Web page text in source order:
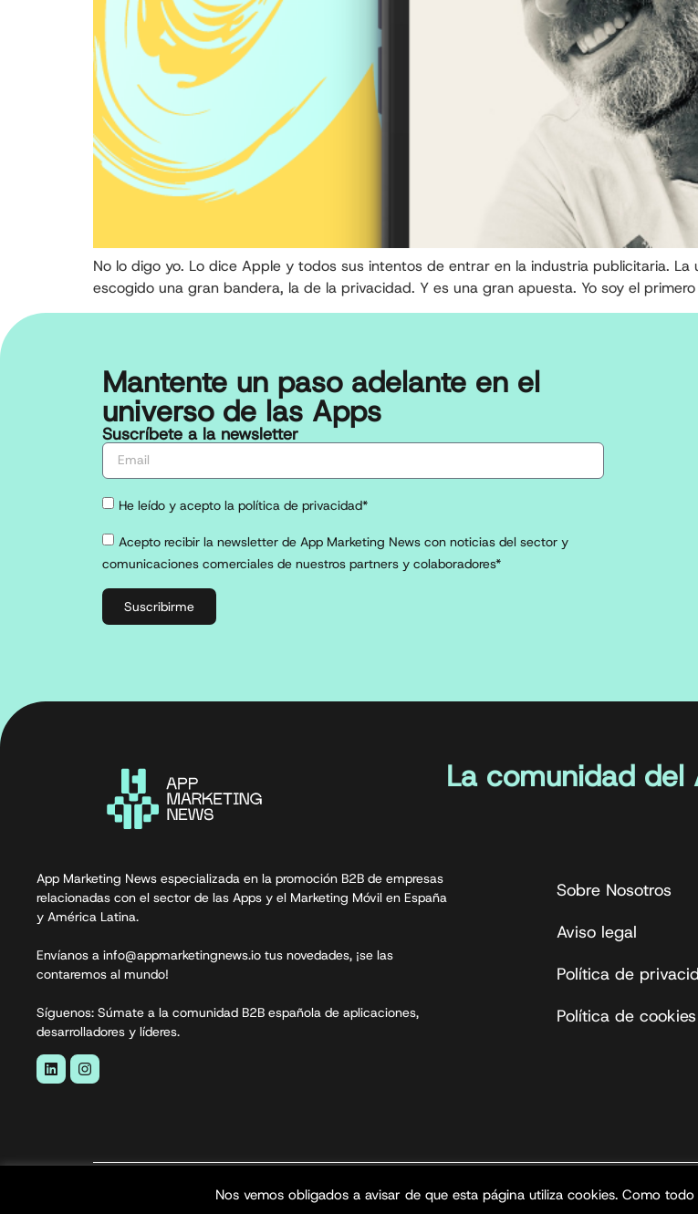
No lo digo yo. Lo dice Apple y todos sus intentos de entrar en la industria publicitaria.
escogido una gran bandera, la de la privacidad. Y es una gran apuesta. Yo soy el
Mantente un paso adelante en el
universo de las Apps
Suscríbete a la newsletter
He leído y acepto la política de privacidad*
Acepto recibir la newsletter de App Marketing News con noticias del sector y
comunicaciones comerciales de nuestros partners y colaboradores*
Suscribirme
La comunidad
App Marketing News especializada en la promoción B2B de empresas
relacionadas con el sector de las Apps y el Marketing Móvil en España
y América Latina.
Envíanos a info@appmarketingnews.io tus novedades, ¡se las
contaremos al mundo!
Síguenos: Súmate a la comunidad B2B española de aplicaciones,
desarrolladores y líderes.
Sobre Nosotros
Aviso legal
Política de
Política de cookies
App Marketing News© 2026. Todos los derechos reservados.
Nos vemos obligados a avisar de que esta página utiliza cookies. Como